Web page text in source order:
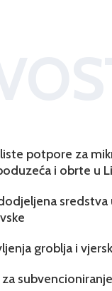
potpore za
i obrte u
groblja i
za